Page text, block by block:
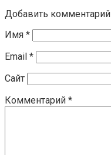
Добавить комментарий
Имя *
Email *
Сайт
Комментарий *